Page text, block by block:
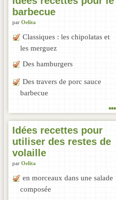
barbecue
par Oelita
Classiques : les chipolatas et
les merguez
Des hamburgers
Des travers de porc sauce
barbecue
...
Idées recettes pour
utiliser des restes de
volaille
par Oelita
en morceaux dans une salade
composée